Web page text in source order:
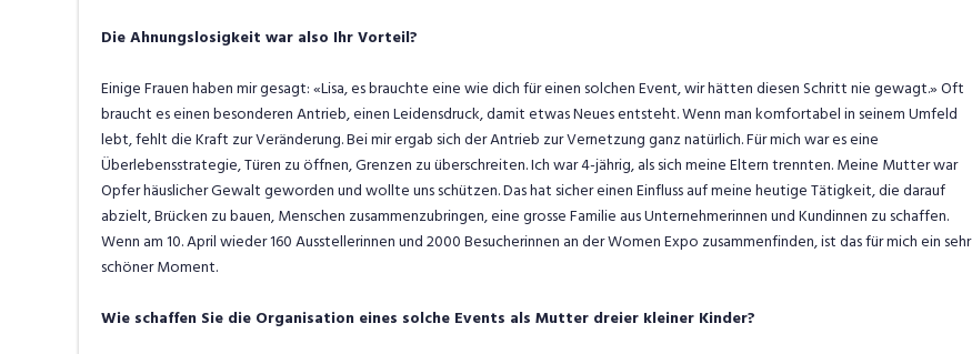
Die Ahnungslosigkeit war also Ihr Vorteil?
Einige Frauen haben mir gesagt: «Lisa, es brauchte eine wie dich für einen solchen Event, wir hätten diesen Schritt nie gewagt.» Oft
braucht es einen besonderen Antrieb, einen Leidensdruck, damit etwas Neues entsteht. Wenn man komfortabel in seinem Umfeld
lebt, fehlt die Kraft zur Veränderung. Bei mir ergab sich der Antrieb zur Vernetzung ganz natürlich. Für mich war es eine
Überlebensstrategie, Türen zu öffnen, Grenzen zu überschreiten. Ich war 4-jährig, als sich meine Eltern trennten. Meine Mutter war
Opfer häuslicher Gewalt geworden und wollte uns schützen. Das hat sicher einen Einfluss auf meine heutige Tätigkeit, die darauf
abzielt, Brücken zu bauen, Menschen zusammenzubringen, eine grosse Familie aus Unternehmerinnen und Kundinnen zu schaffen.
Wenn am 10. April wieder 160 Ausstellerinnen und 2000 Besucherinnen an der Women Expo zusammenfinden, ist das für mich ein sehr
schöner Moment.
Wie schaffen Sie die Organisation eines solche Events als Mutter dreier kleiner Kinder?